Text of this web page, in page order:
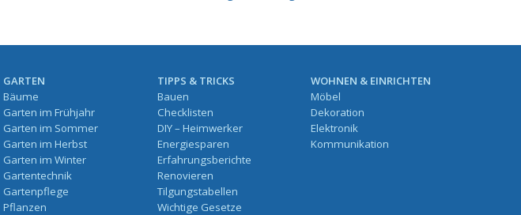
GARTEN
Bäume
Garten im Frühjahr
Garten im Sommer
Garten im Herbst
Garten im Winter
Gartentechnik
Gartenpflege
Pflanzen
TIPPS & TRICKS
Bauen
Checklisten
DIY – Heimwerker
Energiesparen
Erfahrungsberichte
Renovieren
Tilgungstabellen
Wichtige Gesetze
WOHNEN & EINRICHTEN
Möbel
Dekoration
Elektronik
Kommunikation